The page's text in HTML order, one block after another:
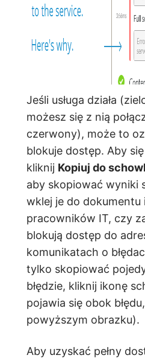
Jeśli usługa działa
możesz się z nią
czerwony), może to
blokuje dostęp. Aby
kliknij Kopiuj do
aby skopiować wyniki
wklej je do dokumentu
pracowników IT, czy
blokują dostęp do
komunikatach o
tylko skopiować
błędzie, kliknij ikonę
pojawia się obok
powyższym obrazku).
Aby uzyskać pełny